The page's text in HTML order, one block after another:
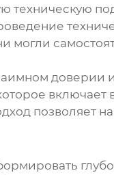
техническую
могли
доверии
включает
позволяет